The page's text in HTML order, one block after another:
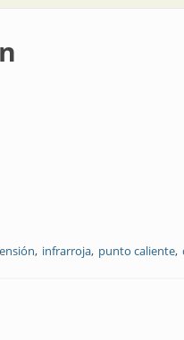
infrarroja punto caliente